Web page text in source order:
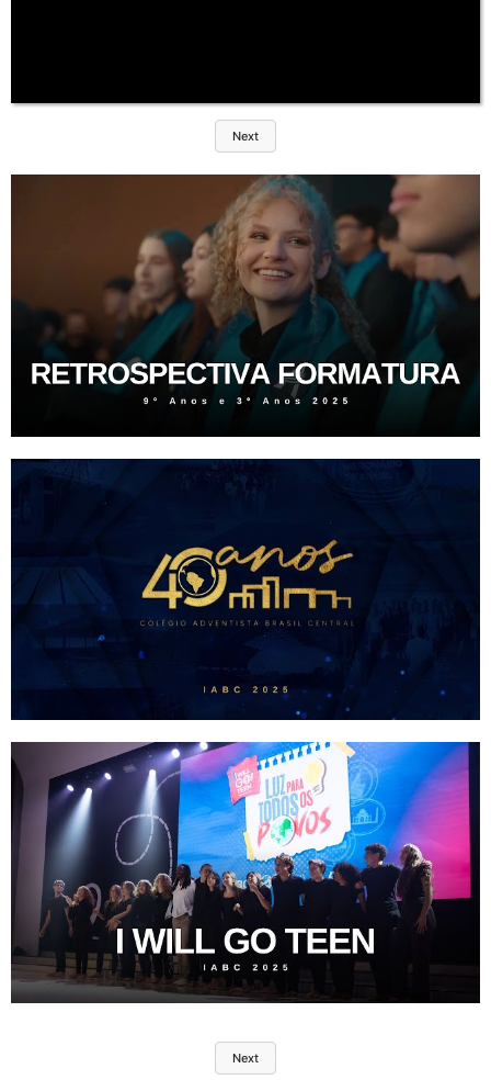
Next
Next
COMUNICADO
IMPORTANTE:
Estamos passando por
uma instabilidade em
nosso WhatsApp, e talvez
nossa resposta a sua
mensagem demore mais
que o normal.
Por isso, pedimos sua
compreensão e
informamos que estamos
trabalhando arduamente